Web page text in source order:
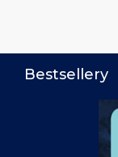
Bestsellery